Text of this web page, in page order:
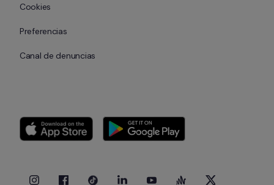
Cookies
Preferencias
Canal de denuncias